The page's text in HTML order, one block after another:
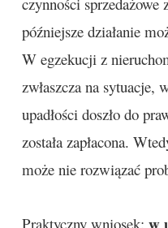
późniejsze działanie
W egzekucji z
zwłaszcza na sytuacje,
upadłości doszło do
została zapłacona.
może nie rozwiązać
Praktyczny wniosek: w